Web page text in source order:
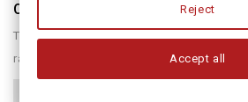
Our Newsletter
There are many variations of passages
randomised
Reject
Accept all